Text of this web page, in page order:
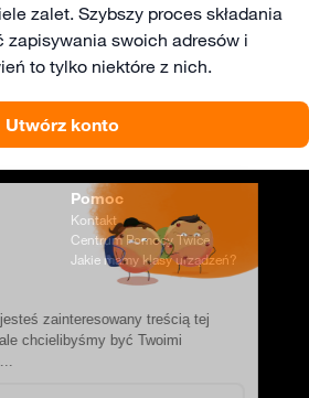
zalet. Szybszy proces składania
swoich adresów i
to tylko niektóre z nich.
Utwórz konto
Pomoc
Kontakt
Centrum Pomocy Twice
Jakie mamy klasy urządzeń?